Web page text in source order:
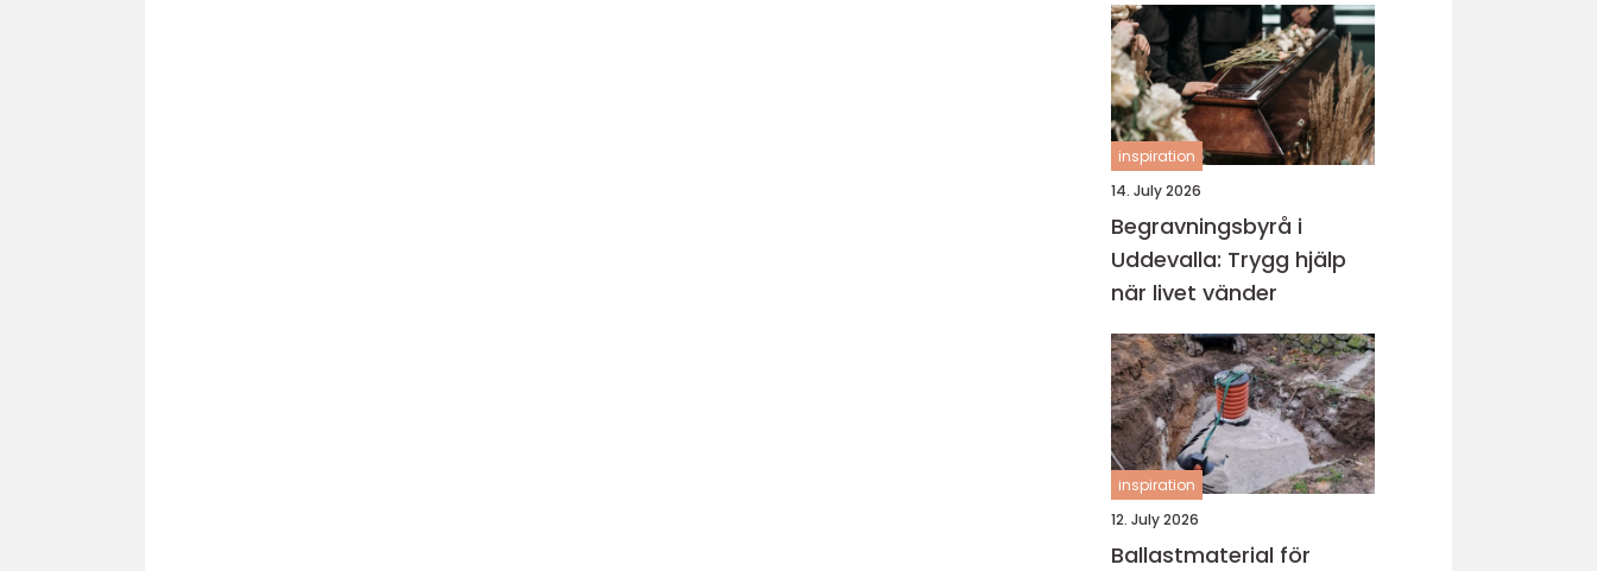
inspiration
14. July 2026
Begravningsbyrå i
Uddevalla: Trygg hjälp
när livet vänder
inspiration
12. July 2026
Ballastmaterial för